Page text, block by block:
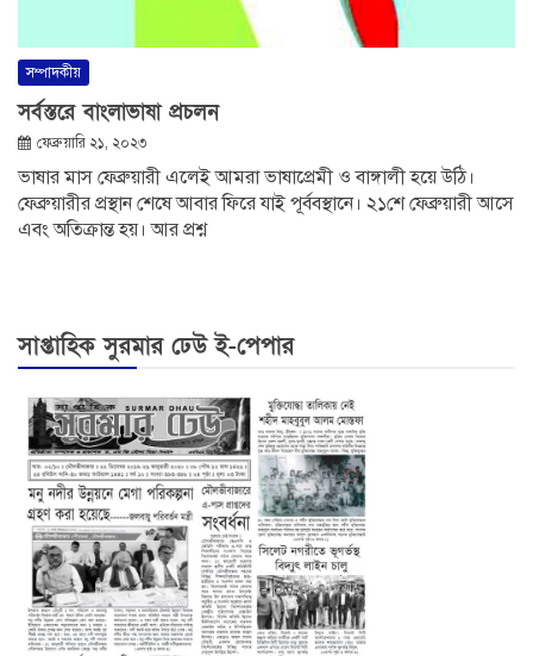
সম্পাদকীয়
সর্বস্তরে বাংলাভাষা প্রচলন
ফেব্রুয়ারি ২১, ২০২৩
ভাষার মাস ফেব্রুয়ারী এলেই আমরা ভাষাপ্রেমী ও বাঙ্গালী হয়ে উঠি।
ফেব্রুয়ারীর প্রস্থান শেষে আবার ফিরে যাই পূর্ববস্থানে। ২১শে ফেব্রুয়ারী আসে
এবং অতিক্রান্ত হয়। আর প্রশ্ন
সাপ্তাহিক সুরমার ঢেউ ই-পেপার